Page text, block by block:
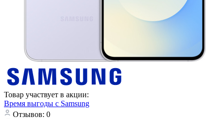
Товар участвует в акции:
Время выгоды с Samsung
Отзывов: 0